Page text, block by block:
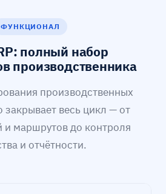
ФУНКЦИОНАЛ
полный набор
производственника
производственных
закрывает весь цикл — от
маршрутов до контроля
и отчётности.